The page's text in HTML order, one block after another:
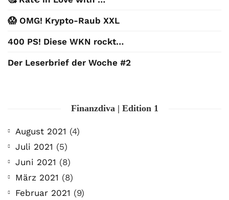
😱 OMG! Krypto-Raub XXL
400 PS! Diese WKN rockt…
Der Leserbrief der Woche #2
Finanzdiva | Edition 1
August 2021 (4)
Juli 2021 (5)
Juni 2021 (8)
März 2021 (8)
Februar 2021 (9)